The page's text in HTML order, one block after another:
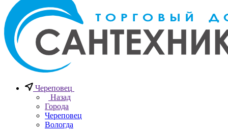
Череповец
Назад
Города
Череповец
Вологда